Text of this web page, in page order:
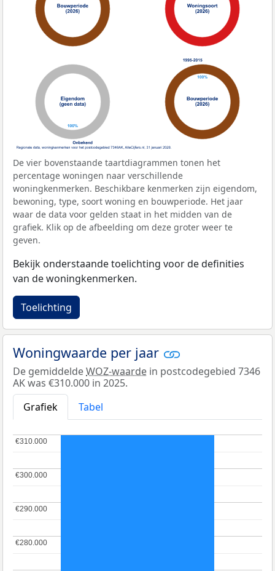
De vier bovenstaande taartdiagrammen tonen het
percentage woningen naar verschillende
woningkenmerken. Beschikbare kenmerken zijn eigendom,
bewoning, type, soort woning en bouwperiode. Het jaar
waar de data voor gelden staat in het midden van de
grafiek. Klik op de afbeelding om deze groter weer te
geven.
Bekijk onderstaande toelichting voor de definities
van de woningkenmerken.
Toelichting
Woningwaarde per jaar
De gemiddeldeWOZ-waarde in postcodegebied 7346
AK was €310.000 in 2025.
Grafiek
Tabel
€280.000
€280.000
€290.000
€290.000
€300.000
€300.000
€310.000
€310.000